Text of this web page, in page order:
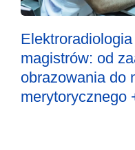
magistrów: od
obrazowania do
merytorycznego